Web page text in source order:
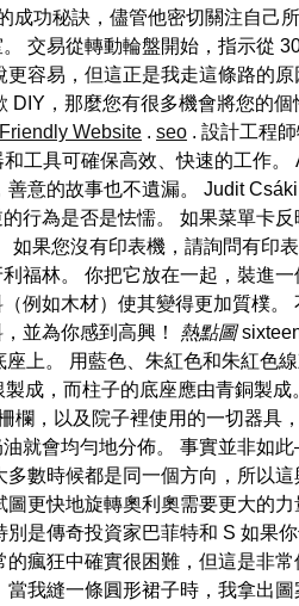
成功秘訣，儘管他密切關注自
交易從轉動輪盤開始，指示
容易，但這正是我走這條路的
DIY，那麼您有很多機會將您的
Website . seo . 設計工程
工具可確保高效、快速的工作
意的故事也不遺漏。 Judit
行為是否是怯懦。 如果菜單卡
果您沒有印表機，請詢問有印
福林。 你把它放在一起，裝進
例如木材）使其變得更加質樸
並為你感到高興！ 熱點圖
上。 用藍色、朱紅色和朱紅色
成，而柱子的底座應由青銅製
，以及院子裡使用的一切器具
就會均勻地分佈。 事實並非
數時候都是同一個方向，所以
更快地旋轉奧利奧需要更大的
是傳奇投資家巴菲特和 S 如果
瘋狂中確實很困難，但這是非
我縫一條圓形裙子時，我拿出